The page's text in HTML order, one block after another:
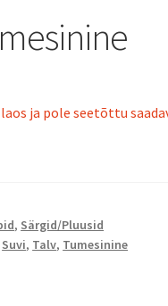
ja pole seetõttu
, Särgid/Pluusid
Suvi, Talv, Tumesinine